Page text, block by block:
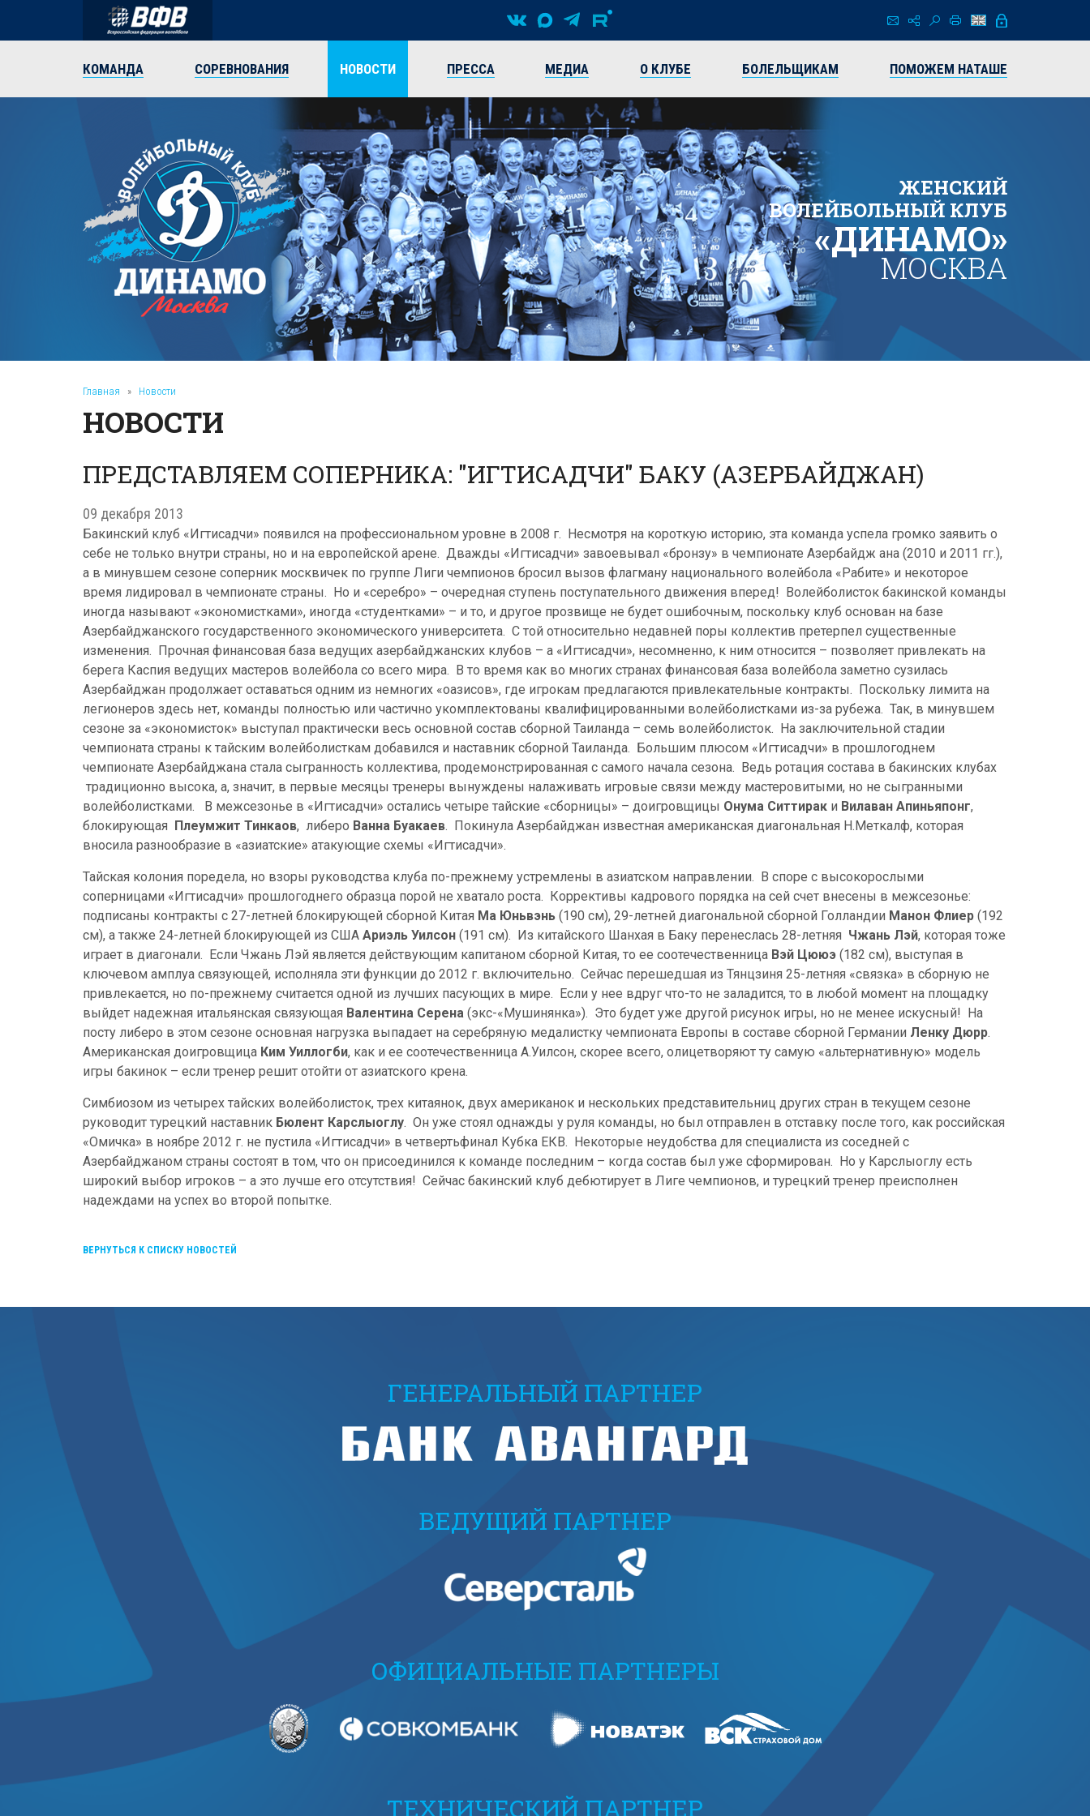
КОМАНДА СОРЕВНОВАНИЯ НОВОСТИ ПРЕССА МЕДИА О КЛУБЕ БОЛЕЛЬЩИКАМ ПОМОЖЕМ НАТАШЕ
ЖЕНСКИЙ
ВОЛЕЙБОЛЬНЫЙ КЛУБ
«ДИНАМО»
МОСКВА
Главная » Новости
НОВОСТИ
ПРЕДСТАВЛЯЕМ СОПЕРНИКА: "ИГТИСАДЧИ" БАКУ (АЗЕРБАЙДЖАН)
09 декабря 2013
Бакинский клуб «Игтисадчи» появился на профессиональном уровне в 2008 г. Несмотря на короткую историю, эта команда успела громко заявить о
себе не только внутри страны, но и на европейской арене. Дважды «Игтисадчи» завоевывал «бронзу» в чемпионате Азербайдж ана (2010 и 2011 гг.),
а в минувшем сезоне соперник москвичек по группе Лиги чемпионов бросил вызов флагману национального волейбола «Рабите» и некоторое
время лидировал в чемпионате страны. Но и «серебро» – очередная ступень поступательного движения вперед! Волейболисток бакинской команды
иногда называют «экономистками», иногда «студентками» – и то, и другое прозвище не будет ошибочным, поскольку клуб основан на базе
Азербайджанского государственного экономического университета. С той относительно недавней поры коллектив претерпел существенные
изменения. Прочная финансовая база ведущих азербайджанских клубов – а «Игтисадчи», несомненно, к ним относится – позволяет привлекать на
берега Каспия ведущих мастеров волейбола со всего мира. В то время как во многих странах финансовая база волейбола заметно сузилась
Азербайджан продолжает оставаться одним из немногих «оазисов», где игрокам предлагаются привлекательные контракты. Поскольку лимита на
легионеров здесь нет, команды полностью или частично укомплектованы квалифицированными волейболистками из-за рубежа. Так, в минувшем
сезоне за «экономисток» выступал практически весь основной состав сборной Таиланда – семь волейболисток. На заключительной стадии
чемпионата страны к тайским волейболисткам добавился и наставник сборной Таиланда. Большим плюсом «Игтисадчи» в прошлогоднем
чемпионате Азербайджана стала сыгранность коллектива, продемонстрированная с самого начала сезона. Ведь ротация состава в бакинских клубах
традиционно высока, а, значит, в первые месяцы тренеры вынуждены налаживать игровые связи между мастеровитыми, но не сыгранными
волейболистками. В межсезонье в «Игтисадчи» остались четыре тайские «сборницы» – доигровщицы Онума Ситтирак и Вилаван Апиньяпонг,
блокирующая Плеумжит Тинкаов, либеро Ванна Буакаев. Покинула Азербайджан известная американская диагональная Н.Меткалф, которая
вносила разнообразие в «азиатские» атакующие схемы «Игтисадчи».
Тайская колония поредела, но взоры руководства клуба по-прежнему устремлены в азиатском направлении. В споре с высокорослыми
соперницами «Игтисадчи» прошлогоднего образца порой не хватало роста. Коррективы кадрового порядка на сей счет внесены в межсезонье:
подписаны контракты с 27-летней блокирующей сборной Китая Ма Юньвэнь (190 см), 29-летней диагональной сборной Голландии Манон Флиер (192
см), а также 24-летней блокирующей из США Ариэль Уилсон (191 см). Из китайского Шанхая в Баку перенеслась 28-летняя Чжань Лэй, которая тоже
играет в диагонали. Если Чжань Лэй является действующим капитаном сборной Китая, то ее соотечественница Вэй Цююэ (182 см), выступая в
ключевом амплуа связующей, исполняла эти функции до 2012 г. включительно. Сейчас перешедшая из Тянцзиня 25-летняя «связка» в сборную не
привлекается, но по-прежнему считается одной из лучших пасующих в мире. Если у нее вдруг что-то не заладится, то в любой момент на площадку
выйдет надежная итальянская связующая Валентина Серена (экс-«Мушинянка»). Это будет уже другой рисунок игры, но не менее искусный! На
посту либеро в этом сезоне основная нагрузка выпадает на серебряную медалистку чемпионата Европы в составе сборной Германии Ленку Дюрр.
Американская доигровщица Ким Уиллогби, как и ее соотечественница А.Уилсон, скорее всего, олицетворяют ту самую «альтернативную» модель
игры бакинок – если тренер решит отойти от азиатского крена.
Симбиозом из четырех тайских волейболисток, трех китаянок, двух американок и нескольких представительниц других стран в текущем сезоне
руководит турецкий наставник Бюлент Карслыоглу. Он уже стоял однажды у руля команды, но был отправлен в отставку после того, как российская
«Омичка» в ноябре 2012 г. не пустила «Игтисадчи» в четвертьфинал Кубка ЕКВ. Некоторые неудобства для специалиста из соседней с
Азербайджаном страны состоят в том, что он присоединился к команде последним – когда состав был уже сформирован. Но у Карслыоглу есть
широкий выбор игроков – а это лучше его отсутствия! Сейчас бакинский клуб дебютирует в Лиге чемпионов, и турецкий тренер преисполнен
надеждами на успех во второй попытке.
ВЕРНУТЬСЯ К СПИСКУ НОВОСТЕЙ
ГЕНЕРАЛЬНЫЙ ПАРТНЕР
ВЕДУЩИЙ ПАРТНЕР
ОФИЦИАЛЬНЫЕ ПАРТНЕРЫ
ТЕХНИЧЕСКИЙ ПАРТНЕР